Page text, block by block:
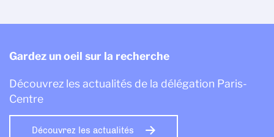
Gardez un oeil sur la recherche
Découvrez les actualités de la délégation Paris-
Centre
Découvrez les actualités